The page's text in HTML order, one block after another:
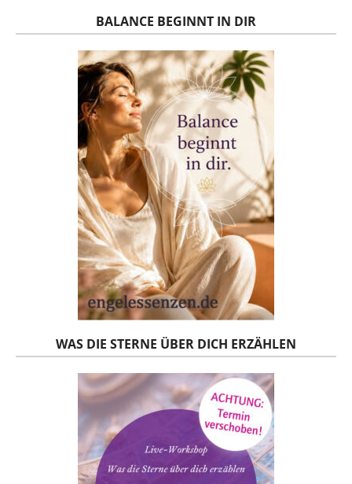
BALANCE BEGINNT IN DIR
WAS DIE STERNE ÜBER DICH ERZÄHLEN